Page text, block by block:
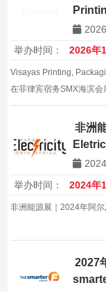
2026
举办时间：
2026年
Visayas Printing,
在菲律宾宿务SMX海滨
国际印刷包装塑料专业展
非洲
举办时间：
2024年
非洲能源展｜2024年阿
2027